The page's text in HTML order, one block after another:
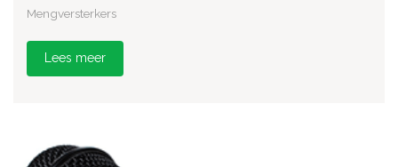
Mengversterkers
Lees meer